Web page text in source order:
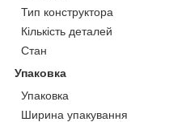
Тип конструктора
Кількість деталей
Стан
Упаковка
Упаковка
Ширина упакування